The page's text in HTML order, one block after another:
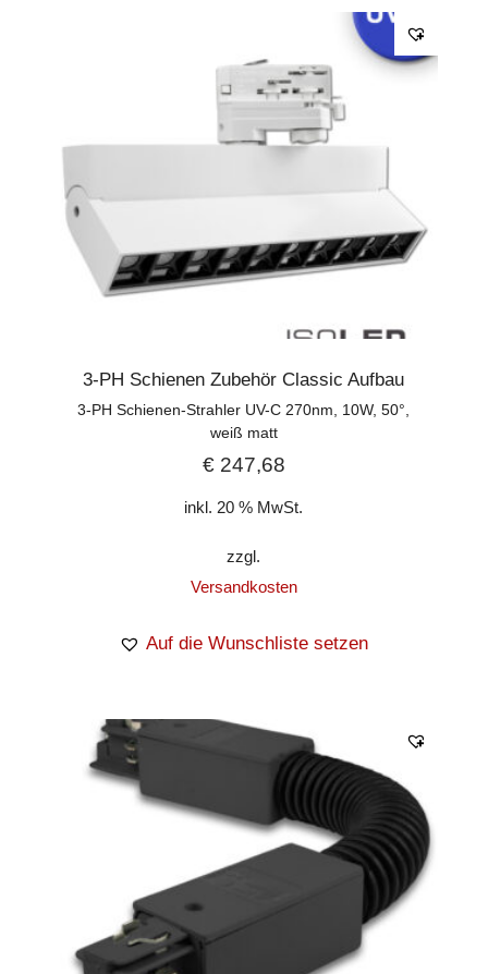
3-PH Schienen Zubehör Classic Aufbau
3-PH Schienen-Strahler UV-C 270nm, 10W, 50°,
weiß matt
€247,68
inkl. 20 % MwSt.
zzgl.
Versandkosten
Auf die Wunschliste setzen